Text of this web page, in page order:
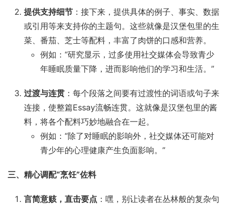
提供支持细节 ：接下来，提供具体的例子、事实、数据
或引用等来支持你的主题句。这些就像是汉堡包里的生
菜、番茄、芝士等配料，丰富了肉饼的口感和营养。
例如：“研究显示，过多使用社交媒体会导致青少
年睡眠质量下降，进而影响他们的学习和生活。”
过渡与连贯 ：每个段落之间要有过渡性的词语或句子来
连接，使整篇Essay流畅连贯。这就像是汉堡包里的酱
料，将各个配料巧妙地融合在一起。
例如：“除了对睡眠的影响外，社交媒体还可能对
青少年的心理健康产生负面影响。”
三、精心调配“烹饪”佐料
言简意赅，直击要点 ：嘿，别让读者在丛林般的复杂句